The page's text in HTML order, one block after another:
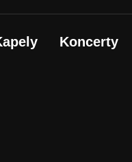
Koncerty